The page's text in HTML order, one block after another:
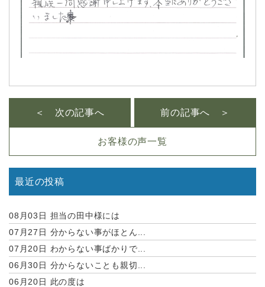
＜ 次の記事へ
お客様の声一覧
前の記事へ ＞
最近の投稿
08月03日 担当の田中様には
07月27日 分からない事がほとん...
07月20日 わからない事ばかりで...
06月30日 分からないことも親切...
06月20日 此の度は